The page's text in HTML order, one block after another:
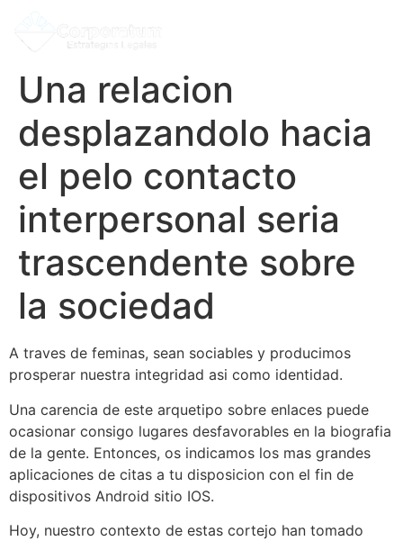
Una relacion
desplazandolo hacia
el pelo contacto
interpersonal seri­a
trascendente sobre
la sociedad
A traves de feminas, sean sociables y producimos
prosperar nuestra integridad asi­ como identidad.
Una carencia de este arquetipo sobre enlaces puede
ocasionar consigo lugares desfavorables en la biografia
de la gente. Entonces, os indicamos los mas grandes
aplicaciones de citas a tu disposicion con el fin de
dispositivos Android sitio IOS.
Hoy, nuestro contexto de estas cortejo han tomado